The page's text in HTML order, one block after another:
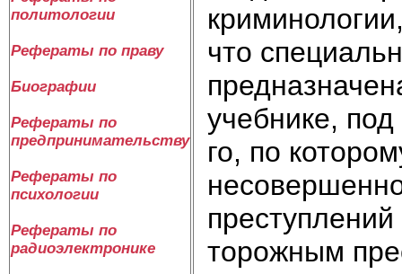
политологии
Рефераты по праву
Биографии
Рефераты по
предпринимательству
Рефераты по
психологии
Рефераты по
радиоэлектронике
что
учеб­ни­ке,
го, по
то­рож­ным